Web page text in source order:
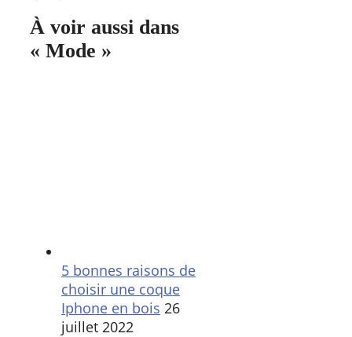
À voir aussi dans
« Mode »
5 bonnes raisons de
choisir une coque
Iphone en bois 26
juillet 2022